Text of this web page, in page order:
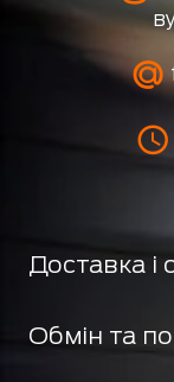
Доставка і
Обмін та